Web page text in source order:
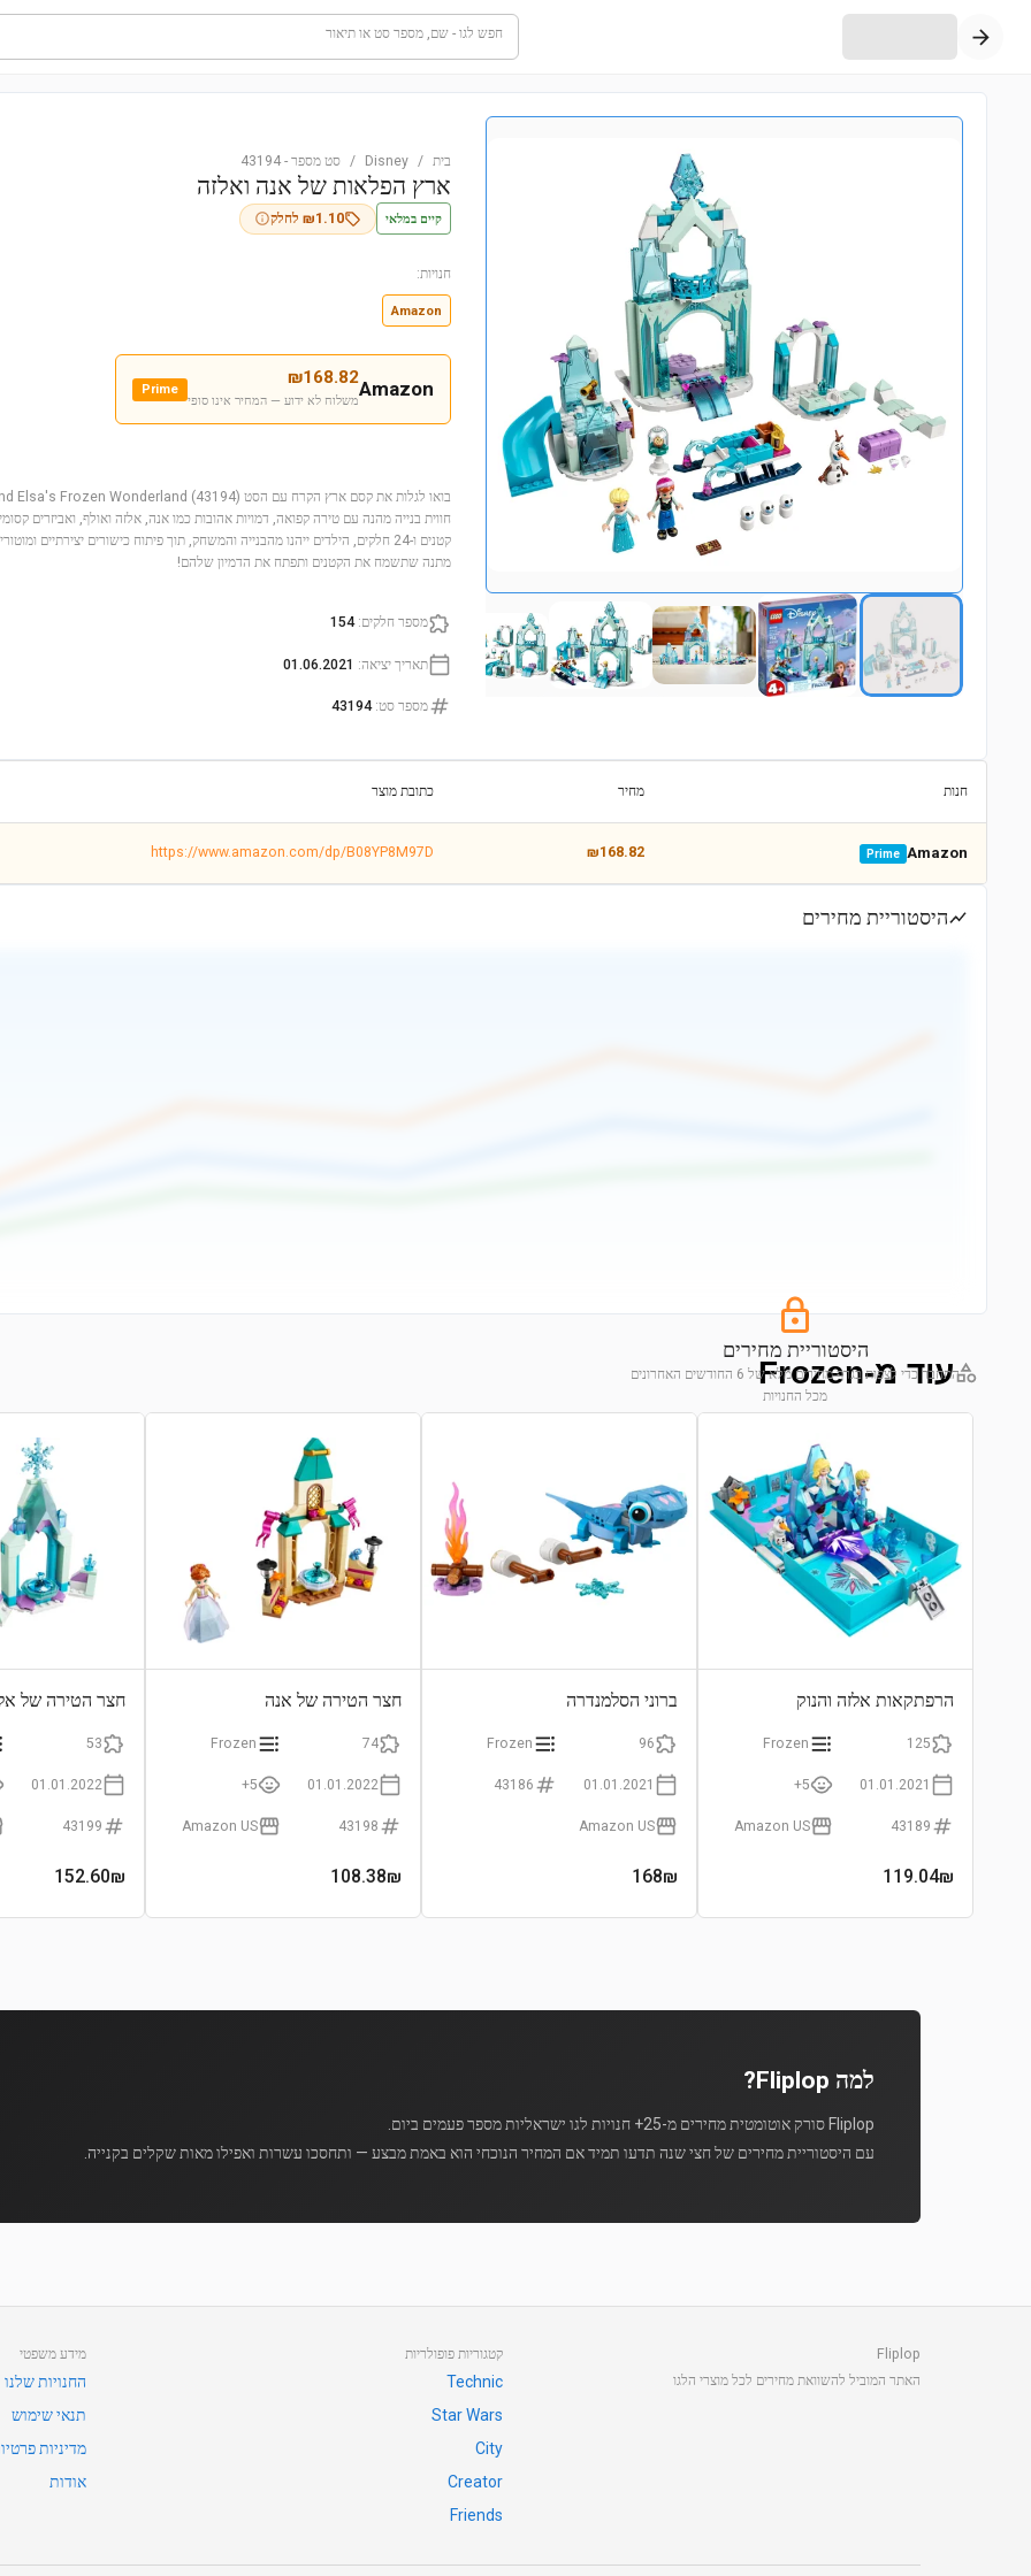
חפש לגו - שם, מספר סט או תיאור
בית /
Disney
/ סט מספר -
43194
ארץ הפלאות של אנה ואלזה
קיים במלאי ₪1.10 לחלק
חנויות:
Amazon
Amazon
₪168.82
משלוח לא ידוע — המחיר אינו סופי
Prime
קטנים ו-24 חלקים, הילדים ייהנו מהבנייה והמשחק, תוך פיתוח כישורים יצירתיים
מתנה שתשמח את הקטנים ותפתח את הדמיון שלהם!
מספר חלקים:
154
תאריך יציאה:
01.06.2021
מספר סט:
43194
חנות מחיר כתובת מוצר
Amazon
Prime
₪168.82
https://www.amazon.com/dp/B08YP8M97D
היסטוריית מחירים
היסטוריית מחירים
התחבר כדי לצפות בגרף מחירים מלא של 6 החודשים האחרונים
מכל החנויות
עוד מ-Frozen
הרפתקאות אלזה והנוק
125
Frozen
01.01.2021
5+
43189
Amazon US
119.04₪
ברוני הסלמנדרה
96
Frozen
01.01.2021
43186
Amazon US
168₪
חצר הטירה של אנה
74
Frozen
01.01.2022
5+
43198
Amazon US
108.38₪
חצר הטירה של
53
01.01.2022
43199
152.60₪
למה Fliplop?
Fliplop סורק אוטומטית מחירים מ-25+ חנויות לגו ישראליות מספר פעמים ביום.
עם היסטוריית מחירים של חצי שנה תדעו תמיד אם המחיר הנוכחי הוא באמת מבצע — ותחסכו עשרות ואפילו מאות שקלים בקנייה.
Fliplop
האתר המוביל להשוואת מחירים לכל מוצרי הלגו
קטגוריות פופולריות
Technic
Star Wars
City
Creator
Friends
מידע משפטי
החנויות שלנו
תנאי שימוש
מדיניות
אודות